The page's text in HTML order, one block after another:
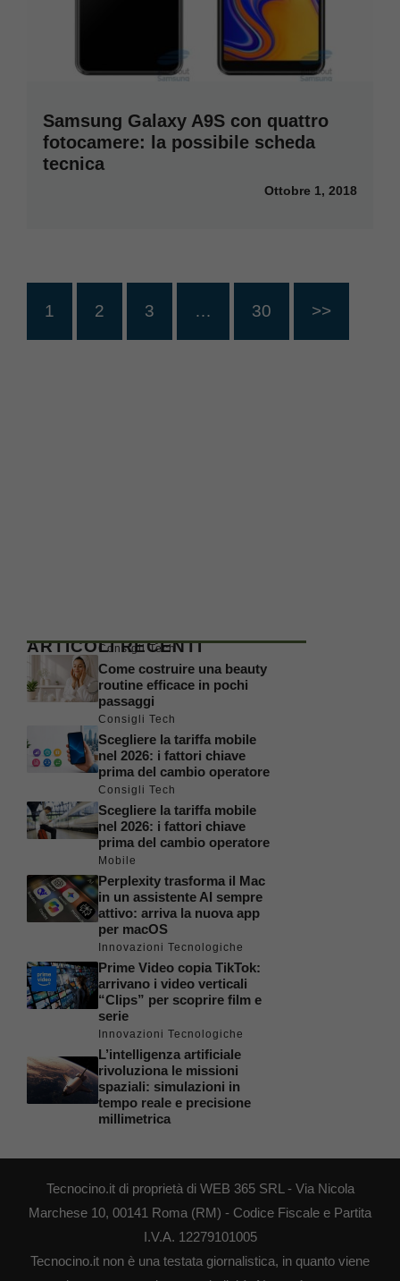
Samsung Galaxy A9S con quattro
fotocamere: la possibile scheda
tecnica
Ottobre 1, 2018
1 2 3 … 30 >>
ARTICOLI RECENTI
Consigli Tech
Come costruire una beauty
routine efficace in pochi
passaggi
Consigli Tech
Scegliere la tariffa mobile
nel 2026: i fattori chiave
prima del cambio operatore
Consigli Tech
Scegliere la tariffa mobile
nel 2026: i fattori chiave
prima del cambio operatore
Mobile
Perplexity trasforma il Mac
in un assistente AI sempre
attivo: arriva la nuova app
per macOS
Innovazioni Tecnologiche
Prime Video copia TikTok:
arrivano i video verticali
“Clips” per scoprire film e
serie
Innovazioni Tecnologiche
L’intelligenza artificiale
rivoluziona le missioni
spaziali: simulazioni in
tempo reale e precisione
millimetrica
Tecnocino.it di proprietà di WEB 365 SRL - Via Nicola
Marchese 10, 00141 Roma (RM) - Codice Fiscale e Partita
I.V.A. 12279101005
Tecnocino.it non è una testata giornalistica, in quanto viene